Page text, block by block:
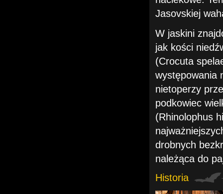
Jasovskiej
W jaskini
jak kości
(Crocuta
występowania
nietoperzy
podkowiec
(Rhinolophus
drobnych
należąca do
Historia